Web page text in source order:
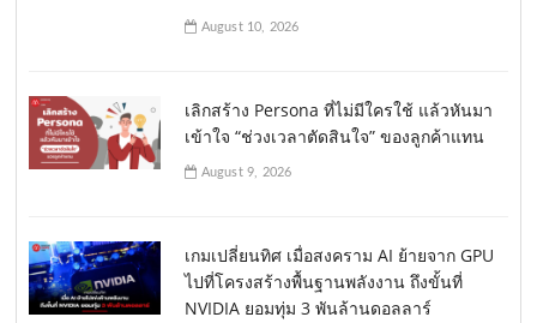
August 10, 2026
เลิกสร้าง Persona ที่ไม่มีใครใช้ แล้วหันมา
เข้าใจ “ช่วงเวลาตัดสินใจ” ของลูกค้าแทน
August 9, 2026
เกมเปลี่ยนทิศ เมื่อสงคราม AI ย้ายจาก GPU
ไปที่โครงสร้างพื้นฐานพลังงาน ถึงขั้นที่
NVIDIA ยอมทุ่ม 3 พันล้านดอลลาร์